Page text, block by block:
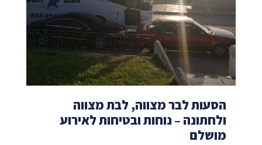
הסעות לבר מצווה, לבת מצווה
ולחתונה – נוחות ובטיחות לאירוע
מושלם